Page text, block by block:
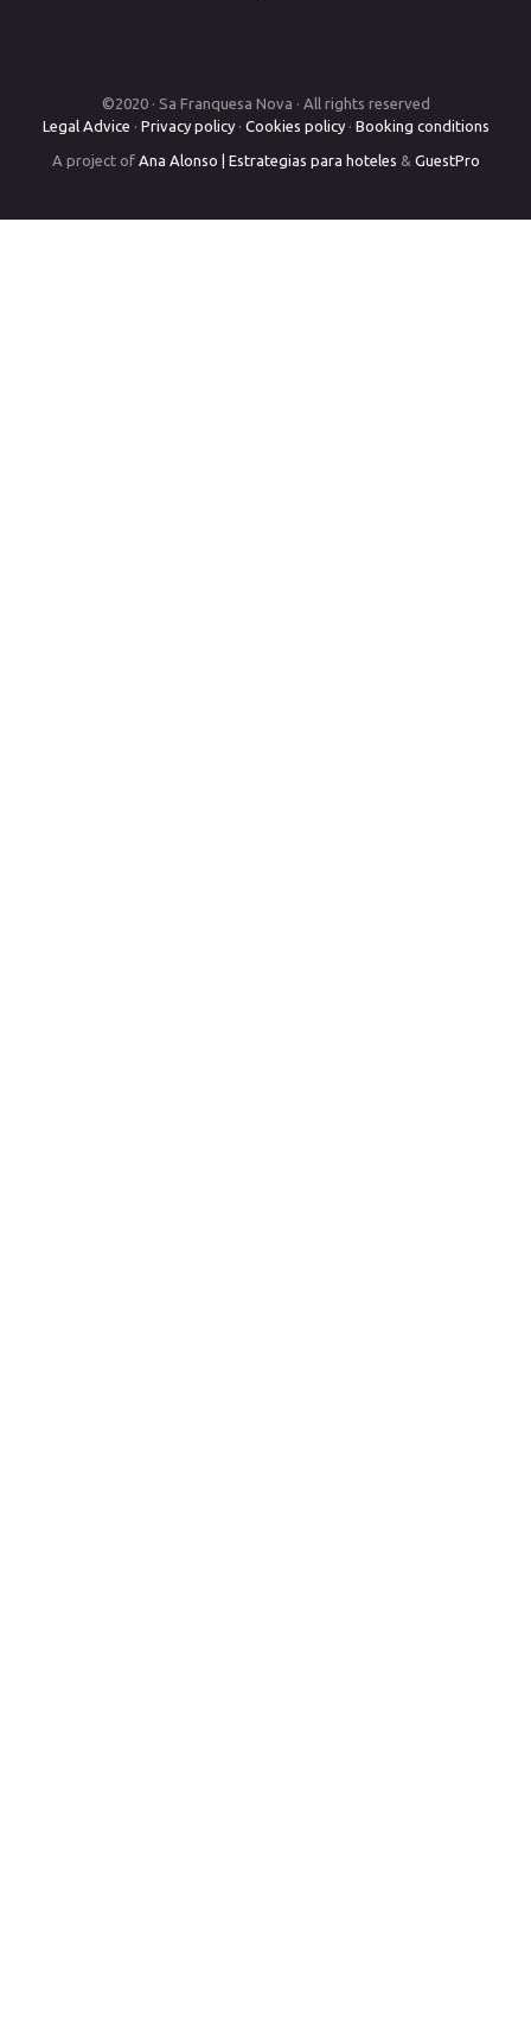
©2020 · Sa Franquesa Nova · All rights reserved
Legal Advice · Privacy policy· Cookies policy· Booking conditions
A project of Ana Alonso | Estrategias para hoteles & GuestPro